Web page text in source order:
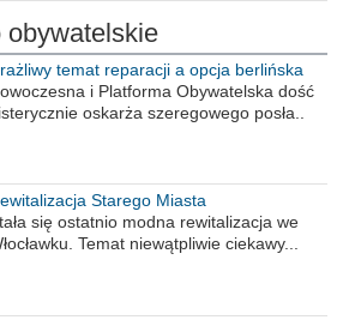
obywatelskie
temat reparacji a opcja berlińska
i Platforma Obywatelska dość
oskarża szeregowego posła..
Starego Miasta
się ostatnio modna rewitalizacja we
Temat niewątpliwie ciekawy...